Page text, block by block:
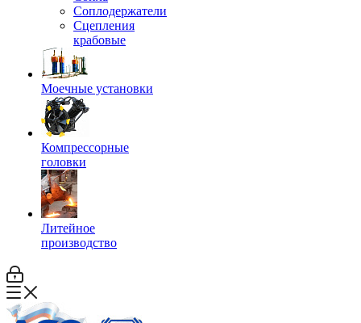
Соплодержатели
Сцепления
крабовые
Моечные установки
Компрессорные
головки
Литейное
производство